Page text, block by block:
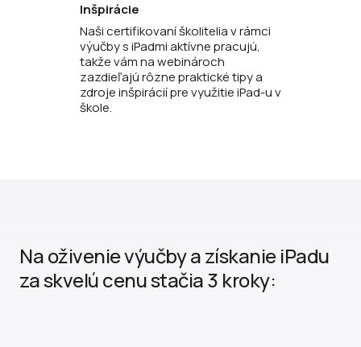
Inšpirácie
Naši certifikovaní školitelia v rámci
výučby s iPadmi aktívne pracujú,
takže vám na webinároch
zazdieľajú rôzne praktické tipy a
zdroje inšpirácií pre využitie iPad-u v
škole.
Na oživenie výučby a získanie iPadu
za skvelú cenu stačia 3 kroky: